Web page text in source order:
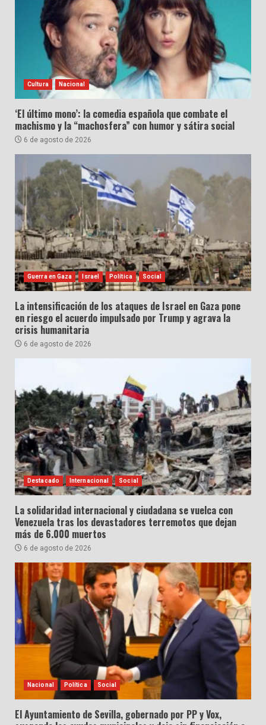
Cultura Nacional
‘El último mono’: la comedia española que combate el
machismo y la “machosfera” con humor y sátira social
6 de agosto de 2026
Guerra en Gaza Israel Política Social
La intensificación de los ataques de Israel en Gaza pone
en riesgo el acuerdo impulsado por Trump y agrava la
crisis humanitaria
6 de agosto de 2026
Destacado Internacional Social
La solidaridad internacional y ciudadana se vuelca con
Venezuela tras los devastadores terremotos que dejan
más de 6.000 muertos
6 de agosto de 2026
Nacional Política Social
El Ayuntamiento de Sevilla, gobernado por PP y Vox,